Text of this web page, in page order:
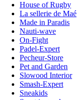
House of Rugby
La sellerie de Maé
Made in Paradis
Nauti-wave
On-Fight
Padel-Expert
Pecheur-Store
Pet and Garden
Slowood Interior
Smash-Expert
Sneakids